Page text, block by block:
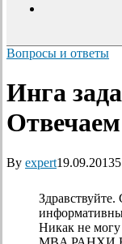
Вопросы и ответы
Инга
Отвечаем
By expert19.09.2013
Никак не